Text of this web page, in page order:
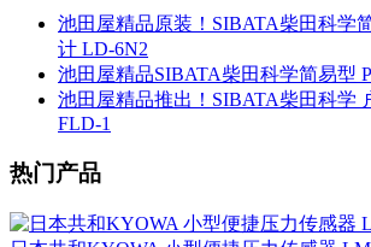
池田屋精品原装！SIBATA柴田科学
计 LD-6N2
池田屋精品SIBATA柴田科学简易型
池田屋精品推出！SIBATA柴田科学
FLD-1
热门产品